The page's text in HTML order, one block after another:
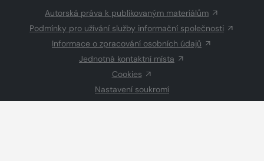
Autorská práva k publikovaným materiálům
Podmínky pro užívání služby informační společnosti
Informace o zpracování osobních údajů
Jednotná kontaktní místa
Cookies
Nastavení soukromí
Inzerce